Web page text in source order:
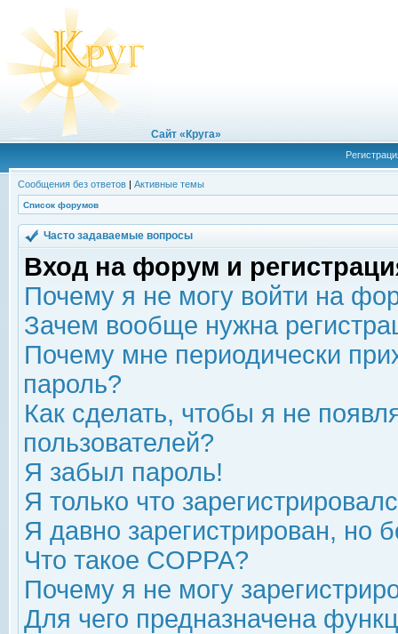
Сайт «Круга»
Сообщения без ответов | Активные темы
Список форумов
Часто задаваемые вопросы
Вход на форум и
Почему я не могу войти на
Зачем вообще нужна
Почему мне периодически
пароль?
Как сделать, чтобы я не
пользователей?
Я забыл пароль!
Я только что
Я давно зарегистрирован, но
Что такое COPPA?
Почему я не могу
Для чего предназначена